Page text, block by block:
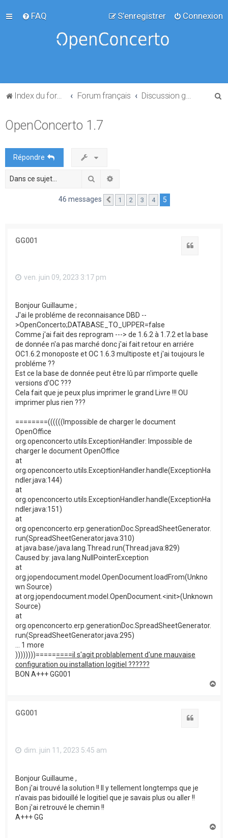
FAQ Connexion
S’enregistrer
Index du forum Forum français
OpenConcerto 1.7
Répondre
Rechercher
46 messages Précédente
1 2 3 4 5
GG001
ven. juin 09, 2023 3:17 pm
Bonjour Guillaume ;
J'ai le probléme de reconnaisance DBD --
>OpenConcerto;DATABASE_TO_UPPER=false
Comme j'ai fait des reprogram ---> de 1.6.2 à 1.7.2 et la base
de donnée n'a pas marché donc j'ai fait retour en arriére
OC1.6.2 monoposte et OC 1.6.3 multiposte et j'ai toujours le
probléme ??
Est ce la base de donnée peut être lû par n'importe quelle
versions d'OC ???
Cela fait que je peux plus imprimer le grand Livre !!! OU
imprimer plus rien ???
========((((((Impossible de charger le document
OpenOffice
org.openconcerto.utils.ExceptionHandler: Impossible de
charger le document OpenOffice
at
org.openconcerto.utils.ExceptionHandler.handle(ExceptionHa
ndler.java:144)
at
org.openconcerto.utils.ExceptionHandler.handle(ExceptionHa
ndler.java:151)
at
org.openconcerto.erp.generationDoc.SpreadSheetGenerator.
run(SpreadSheetGenerator.java:310)
at java.base/java.lang.Thread.run(Thread.java:829)
Caused by: java.lang.NullPointerException
at
org.jopendocument.model.OpenDocument.loadFrom(Unkno
wn Source)
at org.jopendocument.model.OpenDocument.<init>(Unknown
Source)
at
org.openconcerto.erp.generationDoc.SpreadSheetGenerator.
run(SpreadSheetGenerator.java:295)
... 1 more
))))))))=========il s'agit problablement d'une mauvaise
configuration ou installation logitiel ??????
BON A+++ GG001
GG001
dim. juin 11, 2023 5:45 am
Bonjour Guillaume ,
Bon j'ai trouvé la solution !! Il y tellement longtemps que je
n'avais pas bidouillé le logitiel que je savais plus ou aller !!
Bon j'ai retrouvé le chemin !!
A+++ GG